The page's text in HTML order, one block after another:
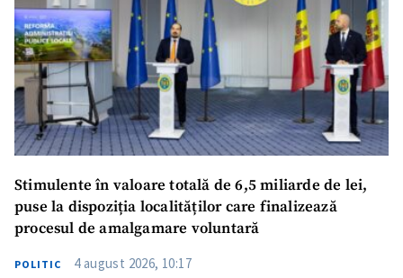
Stimulente în valoare totală de 6,5 miliarde de lei,
puse la dispoziția localităților care finalizează
procesul de amalgamare voluntară
POLITIC 4 august 2026, 10:17